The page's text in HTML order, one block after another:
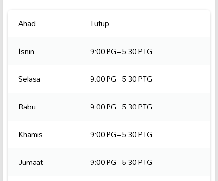
Ahad
Tutup
Isnin
9:00 PG–5:30 PTG
Selasa
9:00 PG–5:30 PTG
Rabu
9:00 PG–5:30 PTG
Khamis
9:00 PG–5:30 PTG
Jumaat
9:00 PG–5:30 PTG